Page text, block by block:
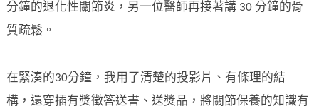
分鐘的退化性關節炎，另一位醫師再接著講 30 分鐘的骨
質疏鬆。
在緊湊的30分鐘，我用了清楚的投影片、有條理的結
構，還穿插有獎徵答送書、送獎品，將關節保養的知識有